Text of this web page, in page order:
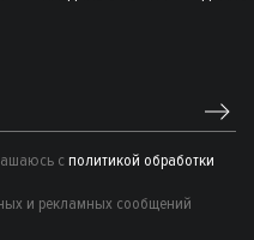
с политикой обработки
и рекламных сообщений